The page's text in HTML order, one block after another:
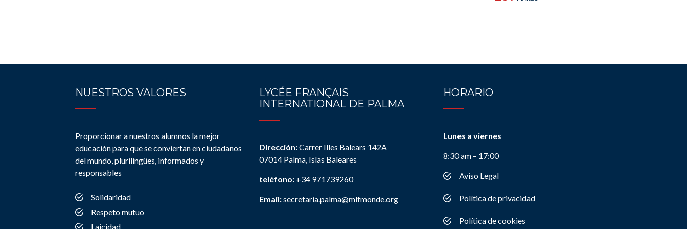
NUESTROS VALORES
Proporcionar a nuestros alumnos la mejor
educación para que se conviertan en ciudadanos
del mundo, plurilingües, informados y
responsables
Solidaridad
Respeto mutuo
Laicidad
LYCÉE FRANÇAIS
INTERNATIONAL DE PALMA
Dirección:Carrer Illes Balears 142A
07014 Palma, Islas Baleares
teléfono: +34 971739260
Email:secretaria.palma@mlfmonde.org
HORARIO
Lunes a viernes
8:30 am – 17:00
Aviso Legal
Política de privacidad
Política de cookies